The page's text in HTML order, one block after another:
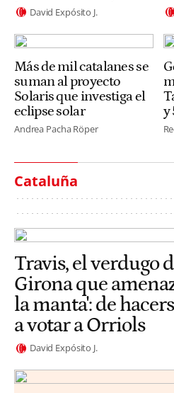
David Expósito J.
Más de mil catalanes se
suman al proyecto
Solaris que investiga el
eclipse solar
Andrea Pacha Röper
y
Cataluña
Travis, el verdugo
Girona que
la manta': de
a votar a Orriols
David Expósito J.